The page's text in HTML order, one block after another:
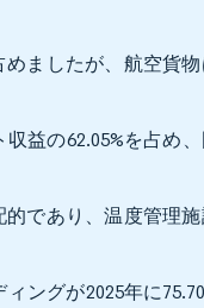
ましたが、航空貨
益の62.05%を占め
であり、温度管理
ングが2025年に